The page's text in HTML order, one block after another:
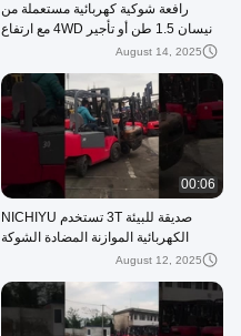
رافعة شوكية كهربائية مستعملة من
نيسان 1.5 طن أو تأجير 4WD مع ارتفاع
رفع 3000 مم في حالة عمل ممتازة
August 14, 2025
00:06
صديقة للبيئة 3T تستخدم NICHIYU
الكهربائية الموازنة المضادة الشوكة
August 12, 2025